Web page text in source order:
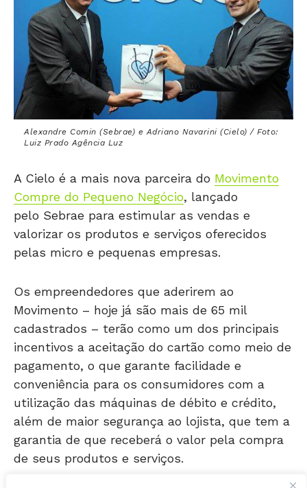
Alexandre Comin (Sebrae) e Adriano Navarini (Cielo) / Foto:
Luiz Prado Agência Luz
Compre do Pequeno Negócio, lançado
pelo Sebrae para estimular as vendas e
valorizar os produtos e serviços oferecidos
pelas micro e pequenas empresas.
Movimento – hoje já são mais de 65 mil
cadastrados – terão como um dos principais
incentivos a aceitação do cartão como meio de
pagamento, o que garante facilidade e
conveniência para os consumidores com a
utilização das máquinas de débito e crédito,
além de maior segurança ao lojista, que tem a
garantia de que receberá o valor pela compra
de seus produtos e serviços.